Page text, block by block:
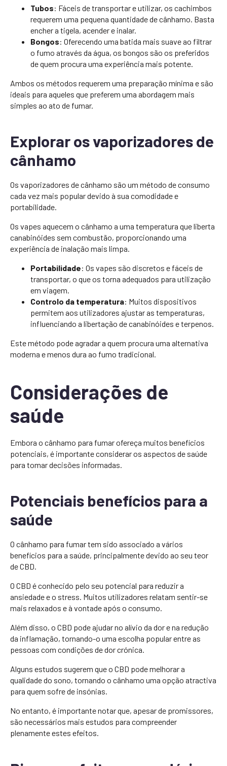
Tubos: Fáceis de transportar e utilizar, os cachimbos
requerem uma pequena quantidade de cânhamo. Basta
encher a tigela, acender e inalar.
Bongos: Oferecendo uma batida mais suave ao filtrar
o fumo através da água, os bongos são os preferidos
de quem procura uma experiência mais potente.
Ambos os métodos requerem uma preparação mínima e são
ideais para aqueles que preferem uma abordagem mais
simples ao ato de fumar.
Explorar os vaporizadores de
cânhamo
Os vaporizadores de cânhamo são um método de consumo
cada vez mais popular devido à sua comodidade e
portabilidade.
Os vapes aquecem o cânhamo a uma temperatura que liberta
canabinóides sem combustão, proporcionando uma
experiência de inalação mais limpa.
Portabilidade: Os vapes são discretos e fáceis de
transportar, o que os torna adequados para utilização
em viagem.
Controlo da temperatura: Muitos dispositivos
permitem aos utilizadores ajustar as temperaturas,
influenciando a libertação de canabinóides e terpenos.
Este método pode agradar a quem procura uma alternativa
moderna e menos dura ao fumo tradicional.
Considerações de
saúde
Embora o cânhamo para fumar ofereça muitos benefícios
potenciais, é importante considerar os aspectos de saúde
para tomar decisões informadas.
Potenciais benefícios para a
saúde
O cânhamo para fumar tem sido associado a vários
benefícios para a saúde, principalmente devido ao seu teor
de CBD.
O CBD é conhecido pelo seu potencial para reduzir a
ansiedade e o stress. Muitos utilizadores relatam sentir-se
mais relaxados e à vontade após o consumo.
Além disso, o CBD pode ajudar no alívio da dor e na redução
da inflamação, tornando-o uma escolha popular entre as
pessoas com condições de dor crónica.
Alguns estudos sugerem que o CBD pode melhorar a
qualidade do sono, tornando o cânhamo uma opção atractiva
para quem sofre de insónias.
No entanto, é importante notar que, apesar de promissores,
são necessários mais estudos para compreender
plenamente estes efeitos.